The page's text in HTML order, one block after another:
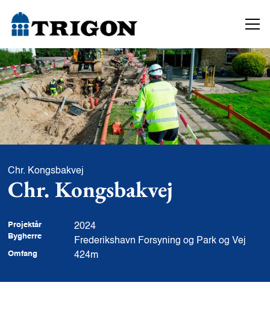
Chr. Kongsbakvej
Chr. Kongsbakvej
Projektår
Bygherre
2024
Frederikshavn Forsyning og Park og Vej
Omfang 424m